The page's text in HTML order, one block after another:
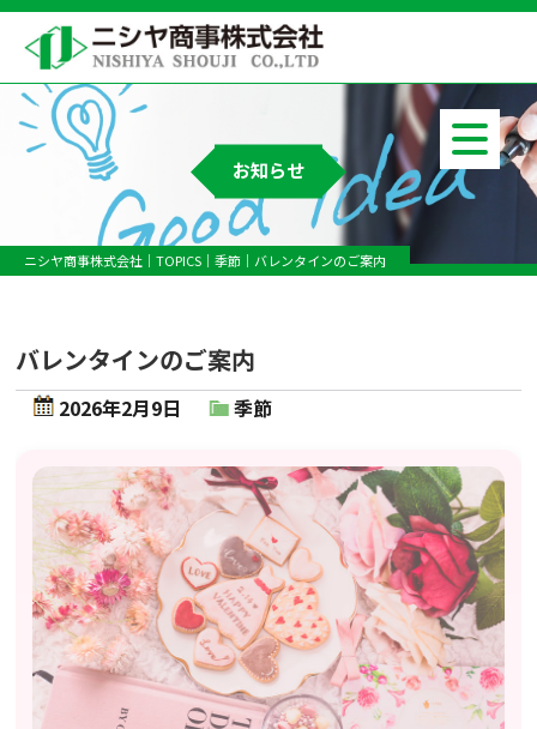
お知らせ
ニシヤ商事株式会社 TOPICS 季節 バレンタインのご案内
バレンタインのご案内
2026年2月9日 季節